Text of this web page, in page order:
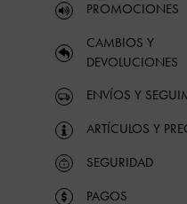
PROMOCIONES
CAMBIOS Y
DEVOLUCIONES
ENVÍOS Y
ARTÍCULOS Y
SEGURIDAD
PAGOS